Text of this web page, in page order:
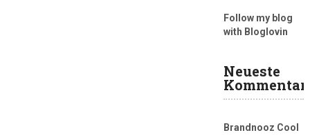
Follow my blog
with Bloglovin
Neueste
Brandnooz Cool